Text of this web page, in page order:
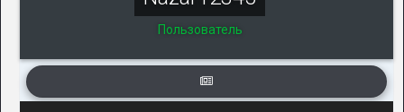
Пользователь